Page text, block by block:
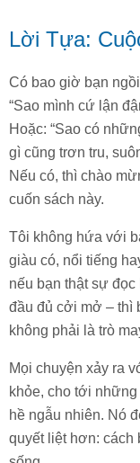
Lời Tựa:
Có bao giờ bạn
“Sao mình cứ lận
Hoặc: “Sao có
gì cũng trơn tru,
Nếu có, thì chào
cuốn sách này.
Tôi không hứa với
giàu có, nổi tiếng
nếu bạn thật sự đọc
đầu đủ cởi mở – thì
không phải là trò
Mọi chuyện xảy ra
khỏe, cho tới những
hề ngẫu nhiên. Nó
quyết liệt hơn: cách